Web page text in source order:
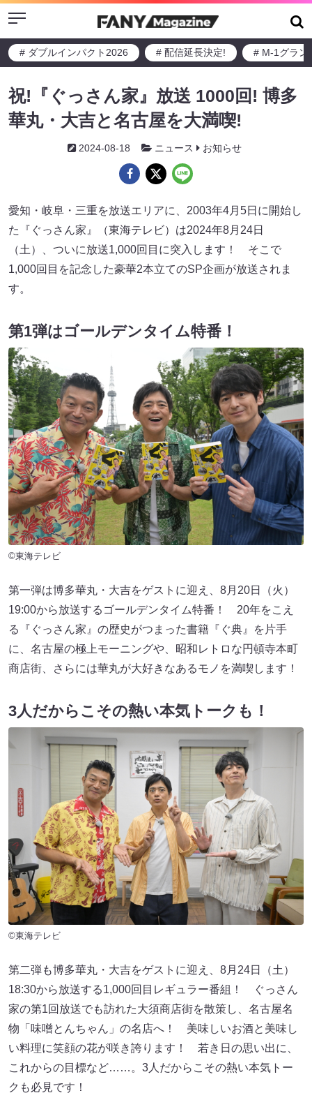
Menu
# ダブルインパクト2026 # 配信延長決定! # M-1グラン
祝!『ぐっさん家』放送 1000回! 博多
華丸・大吉と名古屋を大満喫!
2024-08-18 ニュース お知らせ
愛知・岐阜・三重を放送エリアに、2003年4月5日に開始し
た『ぐっさん家』（東海テレビ）は2024年8月24日
（土）、ついに放送1,000回目に突入します！ そこで
1,000回目を記念した豪華2本立てのSP企画が放送されま
す。
第1弾はゴールデンタイム特番！
©東海テレビ
第一弾は博多華丸・大吉をゲストに迎え、8月20日（火）
19:00から放送するゴールデンタイム特番！ 20年をこえ
る『ぐっさん家』の歴史がつまった書籍『ぐ典』を片手
に、名古屋の極上モーニングや、昭和レトロな円頓寺本町
商店街、さらには華丸が大好きなあるモノを満喫します！
3人だからこその熱い本気トークも！
©東海テレビ
第二弾も博多華丸・大吉をゲストに迎え、8月24日（土）
18:30から放送する1,000回目レギュラー番組！ ぐっさん
家の第1回放送でも訪れた大須商店街を散策し、名古屋名
物「味噌とんちゃん」の名店へ！ 美味しいお酒と美味し
い料理に笑顔の花が咲き誇ります！ 若き日の思い出に、
これからの目標など……。3人だからこその熱い本気トー
クも必見です！